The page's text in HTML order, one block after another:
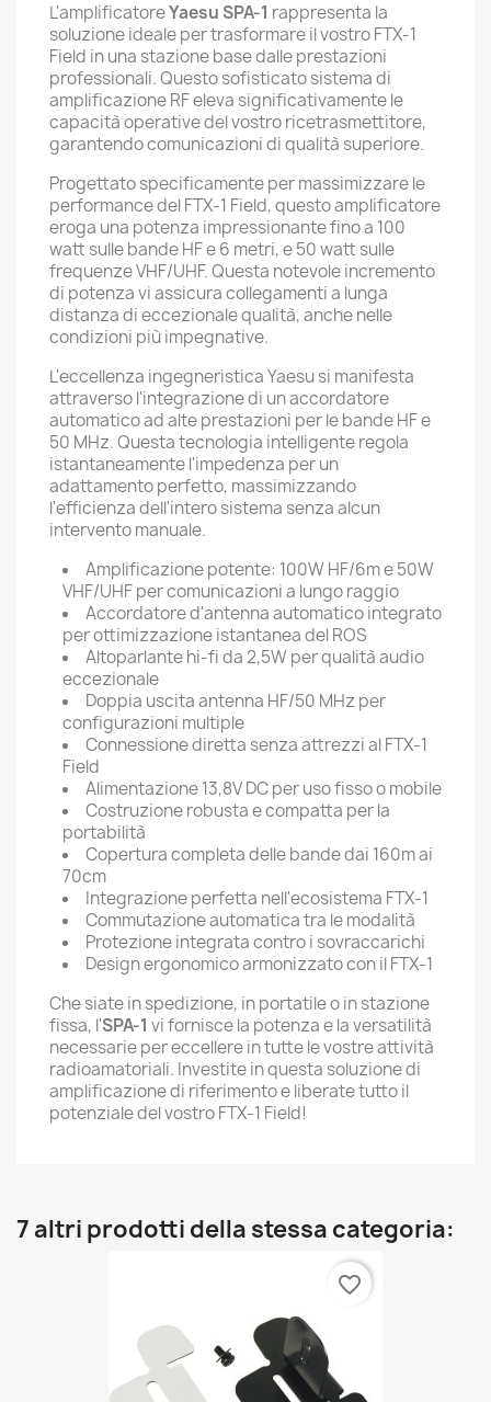
L'amplificatoreYaesu SPA-1 rappresenta la
soluzione ideale per trasformare il vostro FTX-1
Field in una stazione base dalle prestazioni
professionali. Questo sofisticato sistema di
amplificazione RF eleva significativamente le
capacità operative del vostro ricetrasmettitore,
garantendo comunicazioni di qualità superiore.
Progettato specificamente per massimizzare le
performance del FTX-1 Field, questo amplificatore
eroga una potenza impressionante fino a 100
watt sulle bande HF e 6 metri, e 50 watt sulle
frequenze VHF/UHF. Questa notevole incremento
di potenza vi assicura collegamenti a lunga
distanza di eccezionale qualità, anche nelle
condizioni più impegnative.
L'eccellenza ingegneristica Yaesu si manifesta
attraverso l'integrazione di un accordatore
automatico ad alte prestazioni per le bande HF e
50 MHz. Questa tecnologia intelligente regola
istantaneamente l'impedenza per un
adattamento perfetto, massimizzando
l'efficienza dell'intero sistema senza alcun
intervento manuale.
Amplificazione potente: 100W HF/6m e 50W
VHF/UHF per comunicazioni a lungo raggio
Accordatore d'antenna automatico integrato
per ottimizzazione istantanea del ROS
Altoparlante hi-fi da 2,5W per qualità audio
eccezionale
Doppia uscita antenna HF/50 MHz per
configurazioni multiple
Connessione diretta senza attrezzi al FTX-1
Field
Alimentazione 13,8V DC per uso fisso o mobile
Costruzione robusta e compatta per la
portabilità
Copertura completa delle bande dai 160m ai
70cm
Integrazione perfetta nell'ecosistema FTX-1
Commutazione automatica tra le modalità
Protezione integrata contro i sovraccarichi
Design ergonomico armonizzato con il FTX-1
Che siate in spedizione, in portatile o in stazione
fissa, l'SPA-1 vi fornisce la potenza e la versatilità
necessarie per eccellere in tutte le vostre attività
radioamatoriali. Investite in questa soluzione di
amplificazione di riferimento e liberate tutto il
potenziale del vostro FTX-1 Field!
7 altri prodotti della stessa categoria:
favorite_border